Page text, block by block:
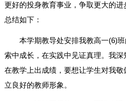
更好的投身教育事业，争取更大的
总结如下：
本学期教导处安排我教高一(6)
索中成长，在实践中见证真理。我
在教学上出成绩，要想让学生对我
立良好的教师形象。